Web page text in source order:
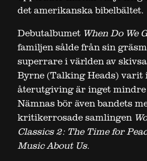
det amerikanska bibelbältet.
Debutalbumet When Do We
familjen sålde från sin
superrare i världen av
Byrne (Talking Heads)
återutgiving är inget
Nämnas bör även bandets
kritikerrosade samlingen
Classics 2: The Time for
Music About Us.